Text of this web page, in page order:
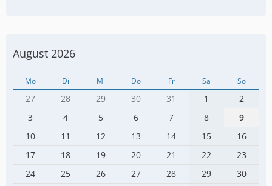
August 2026
Mo Di Mi Do Fr Sa So
27 28 29 30 31 1
2
3
4 5 6 7 8
9
10
11 12 13 14 15
16
17
18 19 20 21 22
23
24
25 26 27 28 29
30